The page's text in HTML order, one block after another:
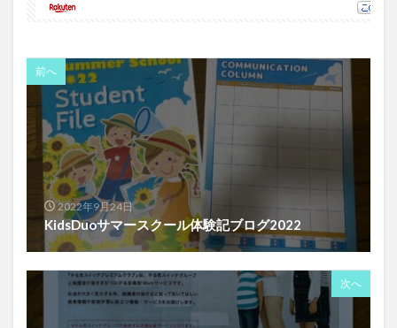
前へ
2022年9月24日
KidsDuoサマースクール体験記ブログ2022
次へ